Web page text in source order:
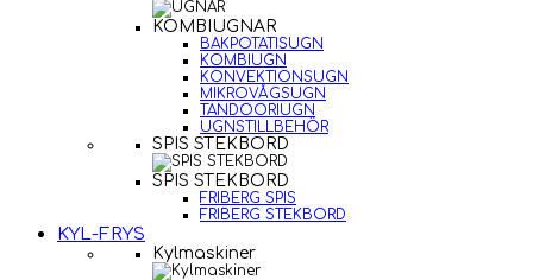
KOMBIUGNAR
BAKPOTATISUGN
KOMBIUGN
KONVEKTIONSUGN
MIKROVÅGSUGN
TANDOORIUGN
UGNSTILLBEHÖR
SPIS STEKBORD
SPIS STEKBORD
FRIBERG SPIS
FRIBERG STEKBORD
KYL-FRYS
Kylmaskiner